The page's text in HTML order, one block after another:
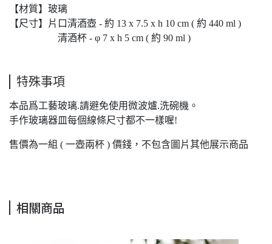
【材質】玻璃
【尺寸】片口清酒壺 - 約 13 x 7.5 x h 10 cm ( 約 440 ml )
清酒杯 - φ 7 x h 5 cm ( 約 90 ml )
特殊事項
本品爲工藝玻璃.請避免使用微波爐.洗碗機。
手作玻璃器皿每個線條尺寸都不一樣喔!
售價為一組 ( 一壺兩杯 ) 價錢，不包含圖片其他展示商品
相關商品